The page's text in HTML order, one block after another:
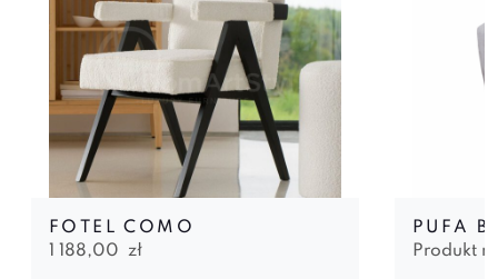
FOTEL COMO
1 188,00 zł
PUFA
Produkt